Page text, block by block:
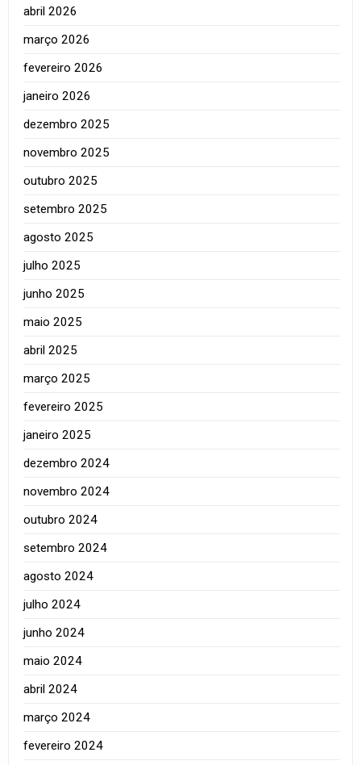
abril 2026
março 2026
fevereiro 2026
janeiro 2026
dezembro 2025
novembro 2025
outubro 2025
setembro 2025
agosto 2025
julho 2025
junho 2025
maio 2025
abril 2025
março 2025
fevereiro 2025
janeiro 2025
dezembro 2024
novembro 2024
outubro 2024
setembro 2024
agosto 2024
julho 2024
junho 2024
maio 2024
abril 2024
março 2024
fevereiro 2024